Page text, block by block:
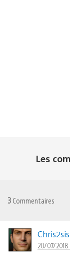
Les
3 Commentaires
20/07/2018